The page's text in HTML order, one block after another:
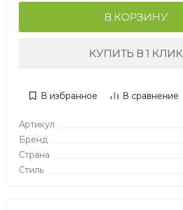
В КОРЗИНУ
КУПИТЬ В 1 КЛИК
В избранное В сравнение
Артикул
Бренд
Страна
Стиль